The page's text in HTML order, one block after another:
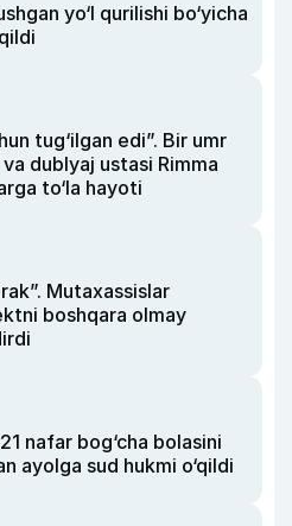
yo‘l qurilishi bo‘yicha
tug‘ilgan edi”. Bir umr
dublyaj ustasi Rimma
to‘la hayoti
Mutaxassislar
boshqara olmay
nafar bog‘cha bolasini
ayolga sud hukmi o‘qildi